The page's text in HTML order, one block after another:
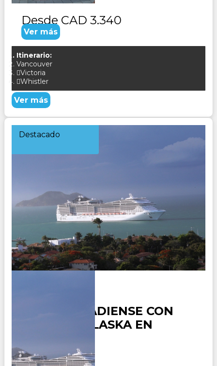
Desde CAD 3.340
Ver más
Itinerario:
Vancouver
Victoria
Whistler
Ver más
Destacado
TRANSCANADIENSE CON
CRUCERO ALASKA EN